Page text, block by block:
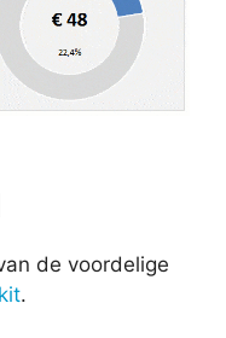
de voordelige
.